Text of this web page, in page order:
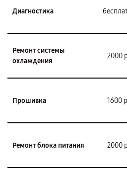
Диагностика
Ремонт системы
охлаждения
2000 р
Прошивка 1600 р
Ремонт блока питания 2000 р